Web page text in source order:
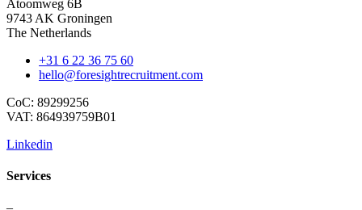
Atoomweg 6B
9743 AK Groningen
The Netherlands
+31 6 22 36 75 60
hello@foresightrecruitment.com
CoC: 89299256
VAT: 864939759B01
Linkedin
Services